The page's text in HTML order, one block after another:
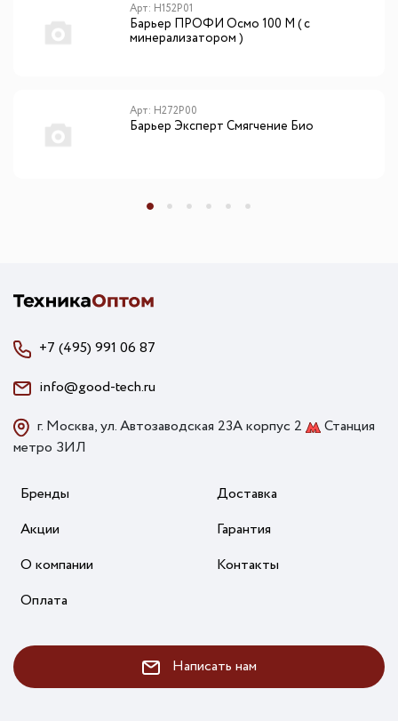
Арт: Н152Р01
Барьер ПРОФИ Осмо 100 М ( с
минерализатором )
Арт: Н272Р00
Барьер Эксперт Смягчение Био
+7 (495) 991 06 87
info@good-tech.ru
г. Москва, ул. Автозаводская 23А корпус 2
Станция
метро ЗИЛ
Бренды
Акции
О компании
Оплата
Доставка
Гарантия
Контакты
Написать нам